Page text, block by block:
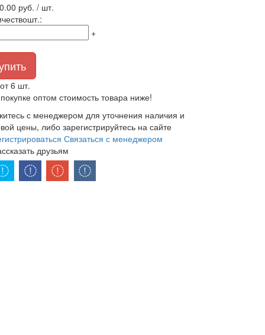
руб. / шт.
шт.:
+
6 шт.
оптом стоимость товара ниже!
с менеджером для уточнения наличия и
цены, либо зарегистрируйтесь на сайте
Связаться с менеджером
друзьям